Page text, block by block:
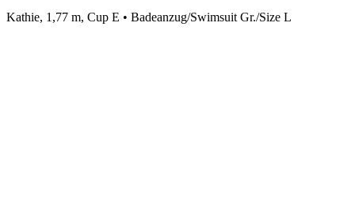
Kathie, 1,77 m, Cup E • Badeanzug/Swimsuit Gr./Size L